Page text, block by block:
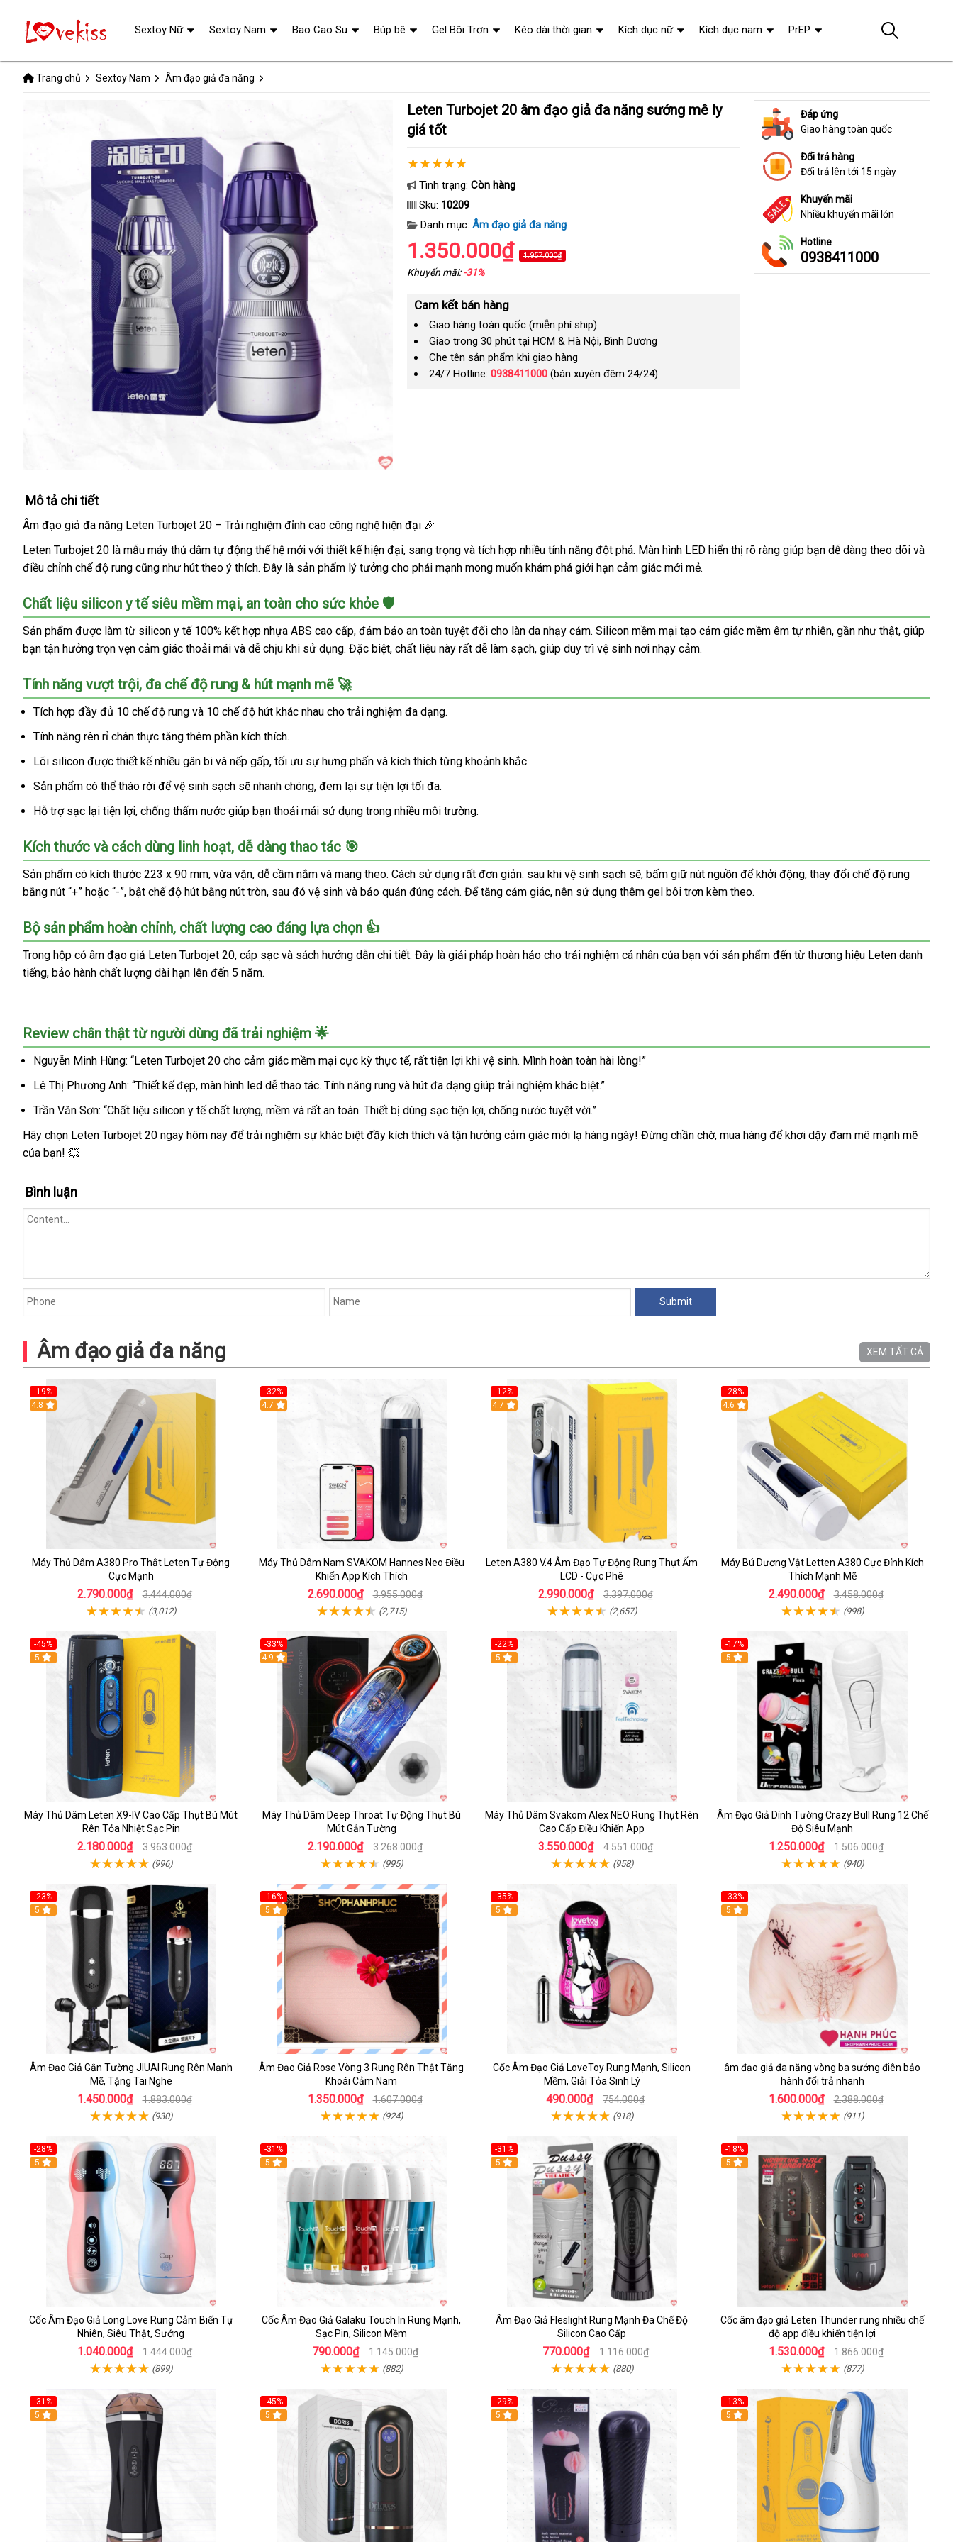
Trang chủ Sextoy Nam Âm đạo giả đa năng
Leten Turbojet 20 âm đạo giả đa năng sướng mê ly
giá tốt
Tình trạng: Còn hàng
Sku: 10209
Danh mục: Âm đạo giả đa năng
1.350.000₫ 1.957.000₫
Khuyến mãi:-31%
Cam kết bán hàng
Giao hàng toàn quốc (miễn phí ship)
Giao trong 30 phút tại HCM & Hà Nội, Bình Dương
Che tên sản phẩm khi giao hàng
24/7 Hotline: 0938411000(bán xuyên đêm 24/24)
Đáp ứng
Giao hàng toàn quốc
Đổi trả hàng
Đổi trả lên tới 15 ngày
Khuyến mãi
Nhiều khuyến mãi lớn
Hotline
0938411000
Mô tả chi tiết
Âm đạo giả đa năng Leten Turbojet 20 – Trải nghiệm đỉnh cao công nghệ hiện đại 🎉
Leten Turbojet 20 là mẫu máy thủ dâm tự động thế hệ mới với thiết kế hiện đại, sang trọng và tích hợp nhiều tính năng đột phá. Màn hình LED hiển thị rõ ràng giúp bạn dễ dàng theo dõi và
điều chỉnh chế độ rung cũng như hút theo ý thích. Đây là sản phẩm lý tưởng cho phái mạnh mong muốn khám phá giới hạn cảm giác mới mẻ.
Chất liệu silicon y tế siêu mềm mại, an toàn cho sức khỏe 🛡️
Sản phẩm được làm từ silicon y tế 100% kết hợp nhựa ABS cao cấp, đảm bảo an toàn tuyệt đối cho làn da nhạy cảm. Silicon mềm mại tạo cảm giác mềm êm tự nhiên, gần như thật, giúp
bạn tận hưởng trọn vẹn cảm giác thoải mái và dễ chịu khi sử dụng. Đặc biệt, chất liệu này rất dễ làm sạch, giúp duy trì vệ sinh nơi nhạy cảm.
Tính năng vượt trội, đa chế độ rung & hút mạnh mẽ 🚀
Tích hợp đầy đủ 10 chế độ rung và 10 chế độ hút khác nhau cho trải nghiệm đa dạng.
Tính năng rên rỉ chân thực tăng thêm phần kích thích.
Lõi silicon được thiết kế nhiều gân bi và nếp gấp, tối ưu sự hưng phấn và kích thích từng khoảnh khắc.
Sản phẩm có thể tháo rời để vệ sinh sạch sẽ nhanh chóng, đem lại sự tiện lợi tối đa.
Hỗ trợ sạc lại tiện lợi, chống thấm nước giúp bạn thoải mái sử dụng trong nhiều môi trường.
Kích thước và cách dùng linh hoạt, dễ dàng thao tác 🎯
Sản phẩm có kích thước 223 x 90 mm, vừa vặn, dễ cầm nắm và mang theo. Cách sử dụng rất đơn giản: sau khi vệ sinh sạch sẽ, bấm giữ nút nguồn để khởi động, thay đổi chế độ rung
bằng nút “+” hoặc “-”, bật chế độ hút bằng nút tròn, sau đó vệ sinh và bảo quản đúng cách. Để tăng cảm giác, nên sử dụng thêm gel bôi trơn kèm theo.
Bộ sản phẩm hoàn chỉnh, chất lượng cao đáng lựa chọn 👍
Trong hộp có âm đạo giả Leten Turbojet 20, cáp sạc và sách hướng dẫn chi tiết. Đây là giải pháp hoàn hảo cho trải nghiệm cá nhân của bạn với sản phẩm đến từ thương hiệu Leten danh
tiếng, bảo hành chất lượng dài hạn lên đến 5 năm.
Review chân thật từ người dùng đã trải nghiệm 🌟
Nguyễn Minh Hùng: “Leten Turbojet 20 cho cảm giác mềm mại cực kỳ thực tế, rất tiện lợi khi vệ sinh. Mình hoàn toàn hài lòng!”
Lê Thị Phương Anh: “Thiết kế đẹp, màn hình led dễ thao tác. Tính năng rung và hút đa dạng giúp trải nghiệm khác biệt.”
Trần Văn Sơn: “Chất liệu silicon y tế chất lượng, mềm và rất an toàn. Thiết bị dùng sạc tiện lợi, chống nước tuyệt vời.”
Hãy chọn Leten Turbojet 20 ngay hôm nay để trải nghiệm sự khác biệt đầy kích thích và tận hưởng cảm giác mới lạ hàng ngày! Đừng chần chờ, mua hàng để khơi dậy đam mê mạnh mẽ
của bạn! 💥
Bình luận
Âm đạo giả đa năng XEM TẤT CẢ
-19%
Hot
4.8
Máy Thủ Dâm A380 Pro Thắt Leten Tự Động
Cực Mạnh
2.790.000₫ 3.444.000₫
(3,012)
-32%
Hot
4.7
Máy Thủ Dâm Nam SVAKOM Hannes Neo Điều
Khiển App Kích Thích
2.690.000₫ 3.955.000₫
(2,715)
-12%
Hot
4.7
Leten A380 V.4 Âm Đạo Tự Động Rung Thụt Ấm
LCD - Cực Phê
2.990.000₫ 3.397.000₫
(2,657)
-28%
Hot
4.6
Máy Bú Dương Vật Letten A380 Cực Đỉnh Kích
Thích Mạnh Mẽ
2.490.000₫ 3.458.000₫
(998)
-45%
Hot
5
Máy Thủ Dâm Leten X9-IV Cao Cấp Thụt Bú Mút
Rên Tỏa Nhiệt Sạc Pin
2.180.000₫ 3.963.000₫
(996)
-33%
Hot
4.9
Máy Thủ Dâm Deep Throat Tự Động Thụt Bú
Mút Gắn Tường
2.190.000₫ 3.268.000₫
(995)
-22%
5
Máy Thủ Dâm Svakom Alex NEO Rung Thụt Rên
Cao Cấp Điều Khiển App
3.550.000₫ 4.551.000₫
(958)
-17%
5
Âm Đạo Giả Dính Tường Crazy Bull Rung 12 Chế
Độ Siêu Mạnh
1.250.000₫ 1.506.000₫
(940)
-23%
5
Âm Đạo Giả Gắn Tường JIUAI Rung Rên Mạnh
Mẽ, Tặng Tai Nghe
1.450.000₫ 1.883.000₫
(930)
-16%
5
Âm Đạo Giả Rose Vòng 3 Rung Rên Thật Tăng
Khoái Cảm Nam
1.350.000₫ 1.607.000₫
(924)
-35%
5
Cốc Âm Đạo Giả LoveToy Rung Mạnh, Silicon
Mềm, Giải Tỏa Sinh Lý
490.000₫ 754.000₫
(918)
-33%
5
âm đạo giả đa năng vòng ba sướng điên bảo
hành đổi trả nhanh
1.600.000₫ 2.388.000₫
(911)
-28%
5
Cốc Âm Đạo Giả Long Love Rung Cảm Biến Tự
Nhiên, Siêu Thật, Sướng
1.040.000₫ 1.444.000₫
(899)
-31%
Hot
5
Cốc Âm Đạo Giả Galaku Touch In Rung Mạnh,
Sạc Pin, Silicon Mềm
790.000₫ 1.145.000₫
(882)
-31%
5
Âm Đạo Giả Fleslight Rung Mạnh Đa Chế Độ
Silicon Cao Cấp
770.000₫ 1.116.000₫
(880)
-18%
5
Cốc âm đạo giả Leten Thunder rung nhiều chế
độ app điều khiển tiện lợi
1.530.000₫ 1.866.000₫
(877)
-31%
5
-45%
Hot
5
-29%
5
-13%
5
Sextoy Nữ Sextoy Nam Bao Cao Su Búp bê Gel Bôi Trơn Kéo dài thời gian Kích dục nữ Kích dục nam PrEP